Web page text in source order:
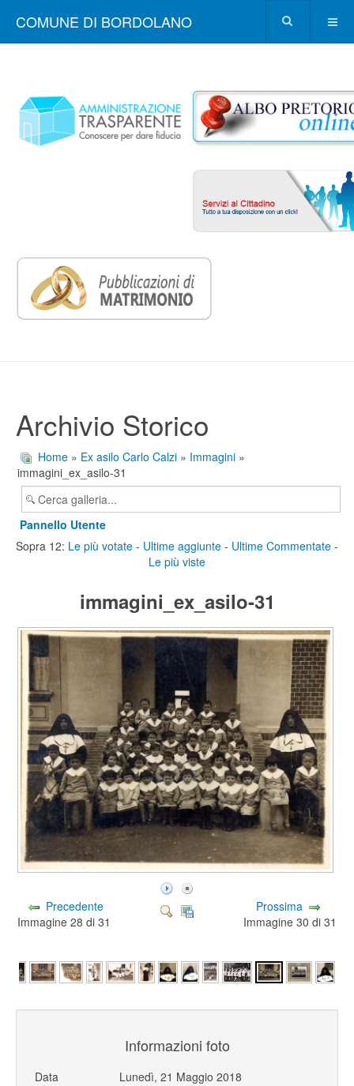
COMUNE DI BORDOLANO
Archivio Storico
Home » Ex asilo Carlo Calzi » Immagini »
immagini_ex_asilo-31
Pannello Utente
Sopra 12: Le più votate - Ultime aggiunte - Ultime Commentate -
Le più viste
immagini_ex_asilo-31
Precedente
Immagine 28 di 31
Prossima
Immagine 30 di 31
Informazioni foto
Data
Lunedì, 21 Maggio 2018